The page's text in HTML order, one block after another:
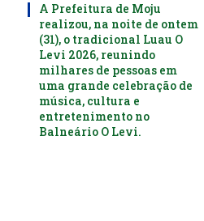
A Prefeitura de Moju
realizou, na noite de ontem
(31), o tradicional Luau O
Levi 2026, reunindo
milhares de pessoas em
uma grande celebração de
música, cultura e
entretenimento no
Balneário O Levi.